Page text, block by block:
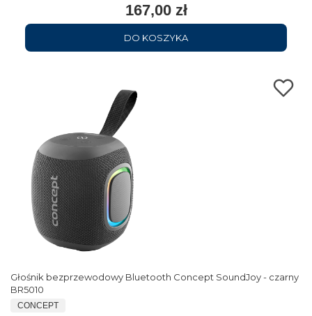
167,00 zł
DO KOSZYKA
Głośnik bezprzewodowy Bluetooth Concept SoundJoy - czarny
BR5010
CONCEPT